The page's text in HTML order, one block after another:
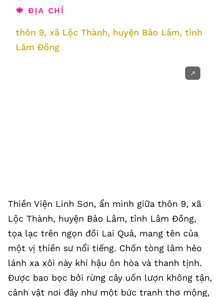
🍁 ĐỊA CHỈ
thôn 9, xã Lộc Thành, huyện Bảo Lâm, tỉnh
Lâm Đồng
↗️
Thiền Viện Linh Sơn, ẩn mình giữa thôn 9, xã
Lộc Thành, huyện Bảo Lâm, tỉnh Lâm Đồng,
tọa lạc trên ngọn đồi Lai Quả, mang tên của
một vị thiền sư nổi tiếng. Chốn tòng lâm hẻo
lánh xa xôi này khí hậu ôn hòa và thanh tịnh.
Được bao bọc bởi rừng cây uốn lượn không tận,
cảnh vật nơi đây như một bức tranh thơ mộng,